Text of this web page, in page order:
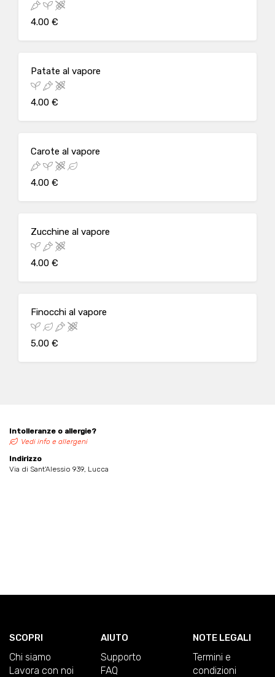
4.00 €
Patate al vapore
4.00 €
Carote al vapore
4.00 €
Zucchine al vapore
4.00 €
Finocchi al vapore
5.00 €
Intolleranze o allergie?
Vedi info e allergeni
Indirizzo
Via di Sant'Alessio 939, Lucca
SCOPRI
Chi siamo
Lavora con noi
AIUTO
Supporto
FAQ
NOTE LEGALI
Termini e
condizioni